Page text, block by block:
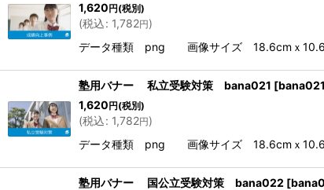
1,620円(税別)
(税込: 1,782円)
データ種類 png 画像サイズ 18.6cmｘ
塾用バナー 私立受験対策 bana021 [bana021
1,620円(税別)
(税込: 1,782円)
データ種類 png 画像サイズ 18.6cmｘ
塾用バナー 国公立受験対策 bana022 [